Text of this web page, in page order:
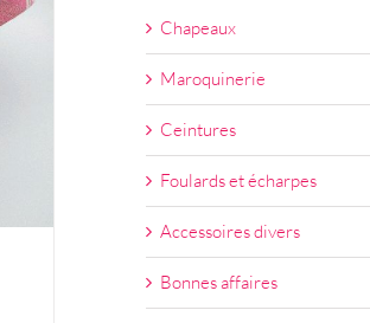
Chapeaux
Maroquinerie
Ceintures
Foulards et écharpes
Accessoires divers
Bonnes affaires